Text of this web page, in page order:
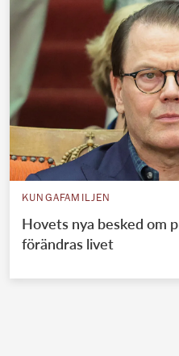
KUNGAFAMILJEN
Hovets nya besked om
förändras livet